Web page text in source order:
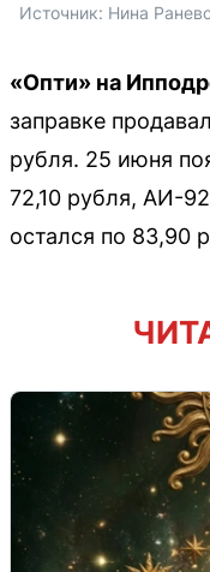
Источник: Нина
«Опти» на
заправке
рубля. 25 июня
72,10 рубля, АИ-
остался по 83,90